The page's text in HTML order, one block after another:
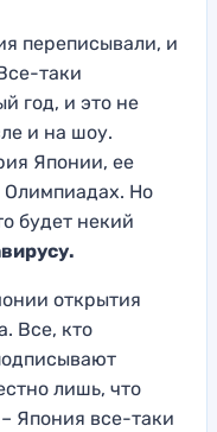
переписывали, и
таки
год, и это не
и на шоу.
Японии, ее
Олимпиадах. Но
будет некий
открытия
Все, кто
лишь, что
Япония все-таки